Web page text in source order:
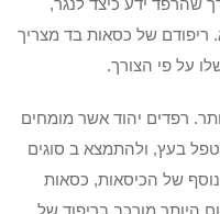
של כסאות בד מצריך
על פי הצורך.
רפדים יהוד אשר מומחים
בעץ, ולהתמצא ב סוגים
נוסף של הכיסאות, כסאות
היותר מורכב בריפוד של